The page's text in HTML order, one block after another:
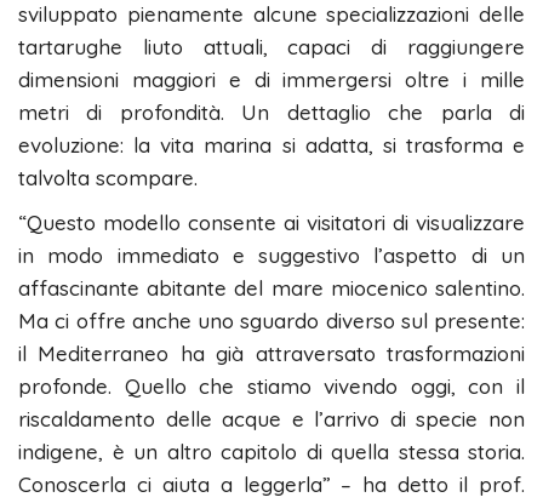
sviluppato pienamente alcune specializzazioni delle
tartarughe liuto attuali, capaci di raggiungere
dimensioni maggiori e di immergersi oltre i mille
metri di profondità. Un dettaglio che parla di
evoluzione: la vita marina si adatta, si trasforma e
talvolta scompare.
“Questo modello consente ai visitatori di visualizzare
in modo immediato e suggestivo l’aspetto di un
affascinante abitante del mare miocenico salentino.
Ma ci offre anche uno sguardo diverso sul presente:
il Mediterraneo ha già attraversato trasformazioni
profonde. Quello che stiamo vivendo oggi, con il
riscaldamento delle acque e l’arrivo di specie non
indigene, è un altro capitolo di quella stessa storia.
Conoscerla ci aiuta a leggerla” – ha detto il prof.